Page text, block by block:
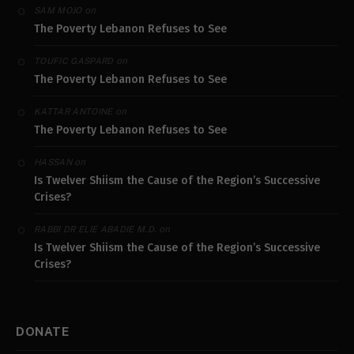
SAM MOJO on
The Poverty Lebanon Refuses to See
TOUFIC GASPARD on
The Poverty Lebanon Refuses to See
KATTAR ANTOINEon
The Poverty Lebanon Refuses to See
HASSANon
Is Twelver Shiism the Cause of the Region’s Successive
Crises?
RABBI DR ELIE ABADIE M.D. on
Is Twelver Shiism the Cause of the Region’s Successive
Crises?
DONATE